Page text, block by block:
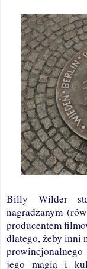
Billy Wilder
nagradzanym
producentem
dlatego, żeby inni
jego magią i